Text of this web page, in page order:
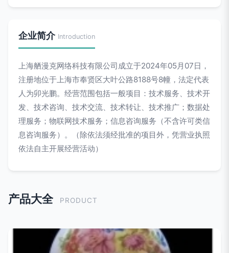
企业简介 Introduction
上海舾漫克网络科技有限公司成立于2024年05月07日，
注册地位于上海市奉贤区大叶公路8188号8幢，法定代表
人为卯光鹏。经营范围包括一般项目：技术服务、技术开
发、技术咨询、技术交流、技术转让、技术推广；数据处
理服务；物联网技术服务；信息咨询服务（不含许可类信
息咨询服务）。（除依法须经批准的项目外，凭营业执照
依法自主开展经营活动）
产品大全 PRODUCT